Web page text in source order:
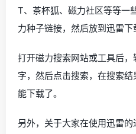
T、茶杯狐、磁力社区等等一
力种子链接，然后放到迅雷下
打开磁力搜索网站或工具后
字，然后点击搜索，在搜索
能下载了。
另外，关于大家在使用迅雷